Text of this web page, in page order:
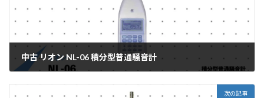
中古 リオン NL-06 積分型普通騒音計
次の記事